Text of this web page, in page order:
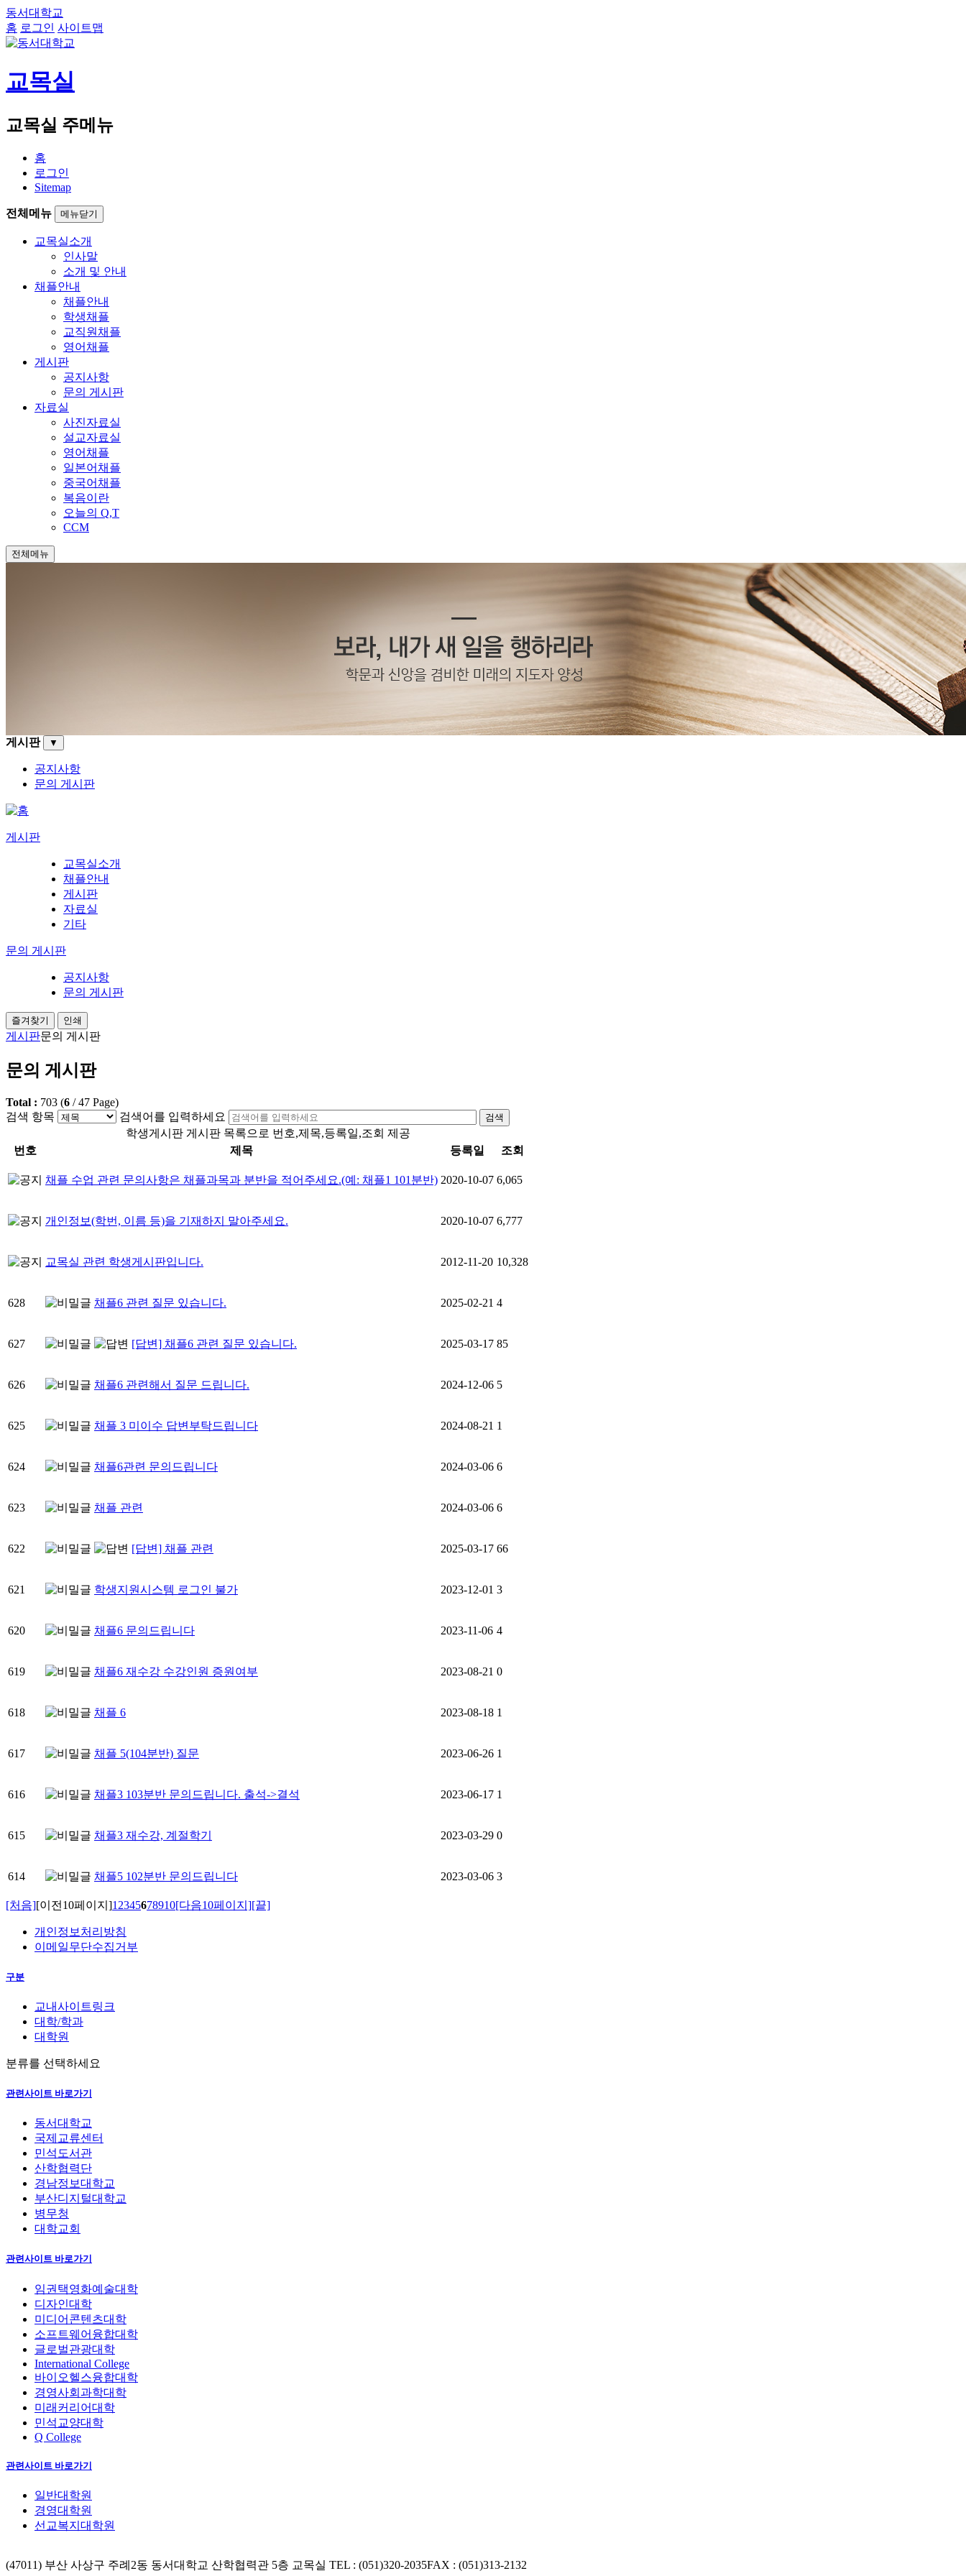
동서대학교
홈 로그인 사이트맵
교목실
교목실 주메뉴
홈
로그인
Sitemap
전체메뉴 메뉴닫기
교목실소개
인사말
소개 및 안내
채플안내
채플안내
학생채플
교직원채플
영어채플
게시판
공지사항
문의 게시판
자료실
사진자료실
설교자료실
영어채플
일본어채플
중국어채플
복음이란
오늘의 Q,T
CCM
전체메뉴
게시판 ▼
공지사항
문의 게시판
게시판
교목실소개
채플안내
게시판
자료실
기타
문의 게시판
공지사항
문의 게시판
즐겨찾기 인쇄
게시판문의 게시판
문의 게시판
Total : 703 (6 /47 Page)
검색 항목
검색어를 입력하세요 검색
학생게시판 게시판 목록으로 번호,제목,등록일,조회 제공
번호
제목 등록일 조회
채플 수업 관련 문의사항은 채플과목과 분반을 적어주세요.(예: 채플1 101분반) 2020-10-07 6,065
개인정보(학번, 이름 등)을 기재하지 말아주세요. 2020-10-07 6,777
교목실 관련 학생게시판입니다. 2012-11-20 10,328
628 채플6 관련 질문 있습니다. 2025-02-21 4
627 [답변] 채플6 관련 질문 있습니다. 2025-03-17 85
626 채플6 관련해서 질문 드립니다. 2024-12-06 5
625 채플 3 미이수 답변부탁드립니다 2024-08-21 1
624 채플6관련 문의드립니다 2024-03-06 6
623 채플 관련 2024-03-06 6
622 [답변] 채플 관련 2025-03-17 66
621 학생지원시스템 로그인 불가 2023-12-01 3
620 채플6 문의드립니다 2023-11-06 4
619 채플6 재수강 수강인원 증원여부 2023-08-21 0
618 채플 6 2023-08-18 1
617 채플 5(104분반) 질문 2023-06-26 1
616 채플3 103분반 문의드립니다. 출석->결석 2023-06-17 1
615 채플3 재수강, 계절학기 2023-03-29 0
614 채플5 102분반 문의드립니다 2023-03-06 3
[처음][이전10페이지]1 2345678910[다음10페이지][끝]
개인정보처리방침
이메일무단수집거부
구분
교내사이트링크
대학/학과
대학원
분류를 선택하세요
관련사이트 바로가기
동서대학교
국제교류센터
민석도서관
산학협력단
경남정보대학교
부산디지털대학교
병무청
대학교회
관련사이트 바로가기
임권택영화예술대학
디자인대학
미디어콘텐츠대학
소프트웨어융합대학
글로벌관광대학
International College
바이오헬스융합대학
경영사회과학대학
미래커리어대학
민석교양대학
Q College
관련사이트 바로가기
일반대학원
경영대학원
선교복지대학원
(47011) 부산 사상구 주례2동 동서대학교 산학협력관 5층 교목실 TEL : (051)320-2035FAX : (051)313-2132